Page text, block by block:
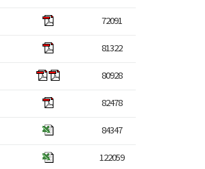
72091
81322
80928
82478
84347
122059